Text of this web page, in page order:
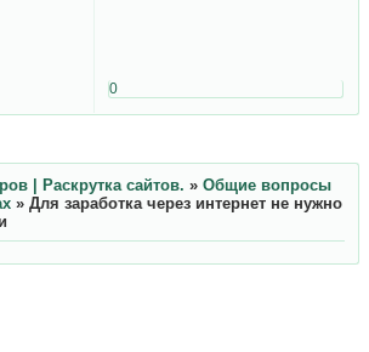
0
| Раскрутка сайтов. » Общие вопросы
» Для заработка через интернет не нужно